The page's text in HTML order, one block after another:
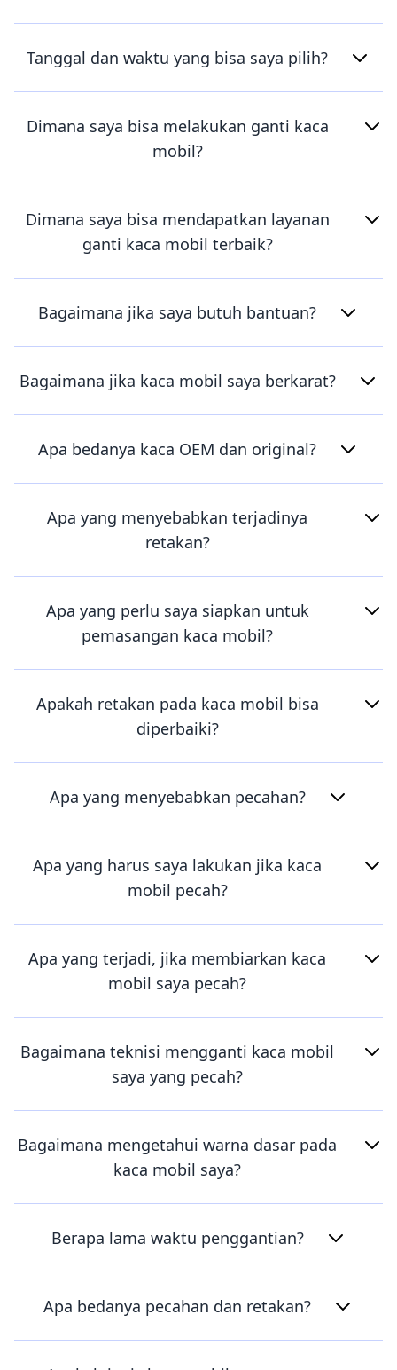
Tanggal dan waktu yang bisa saya pilih?
Dimana saya bisa melakukan ganti kaca
mobil?
Dimana saya bisa mendapatkan layanan
ganti kaca mobil terbaik?
Bagaimana jika saya butuh bantuan?
Bagaimana jika kaca mobil saya berkarat?
Apa bedanya kaca OEM dan original?
Apa yang menyebabkan terjadinya
retakan?
Apa yang perlu saya siapkan untuk
pemasangan kaca mobil?
Apakah retakan pada kaca mobil bisa
diperbaiki?
Apa yang menyebabkan pecahan?
Apa yang harus saya lakukan jika kaca
mobil pecah?
Apa yang terjadi, jika membiarkan kaca
mobil saya pecah?
Bagaimana teknisi mengganti kaca mobil
saya yang pecah?
Bagaimana mengetahui warna dasar pada
kaca mobil saya?
Berapa lama waktu penggantian?
Apa bedanya pecahan dan retakan?